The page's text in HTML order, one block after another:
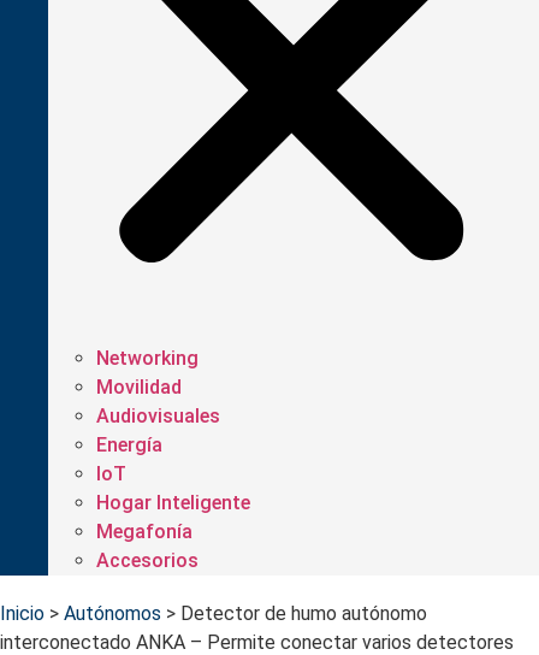
Networking
Movilidad
Audiovisuales
Energía
IoT
Hogar Inteligente
Megafonía
Accesorios
Inicio > Autónomos > Detector de humo autónomo
interconectado ANKA – Permite conectar varios detectores